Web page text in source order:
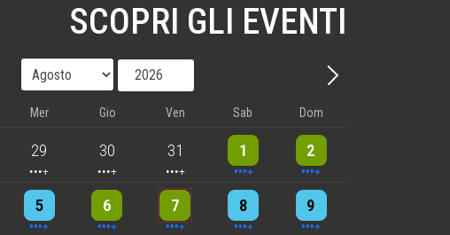
SCOPRI GLI EVENTI
Anno
Avanti - Mese
Mer Gio Ven Sab Dom
29
5 events 30
5 events 31
5 events 1
10 events 2
8 events
5
7 events 6
6 events 7
5 events 8
7 events 9
8 events